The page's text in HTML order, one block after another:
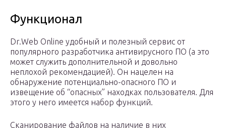
Функционал
Dr.Web Online удобный и полезный сервис от
популярного разработчика антивирусного ПО (а это
может служить дополнительной и довольно
неплохой рекомендацией). Он нацелен на
обнаружение потенциально-опасного ПО и
извещение об “опасных” находках пользователя. Для
этого у него имеется набор функций.
Сканирование файлов на наличие в них